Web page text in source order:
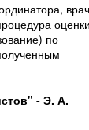
по
- Э. А.